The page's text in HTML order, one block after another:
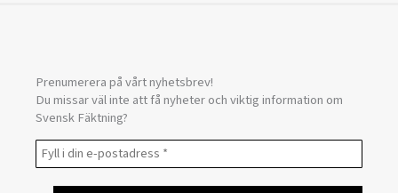
Prenumerera på vårt nyhetsbrev!
Du missar väl inte att få nyheter och viktig information om
Svensk Fäktning?